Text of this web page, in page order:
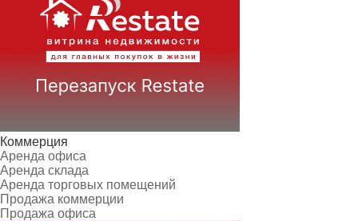
Коммерция
Аренда офиса
Аренда склада
Аренда торговых помещений
Продажа коммерции
Продажа офиса